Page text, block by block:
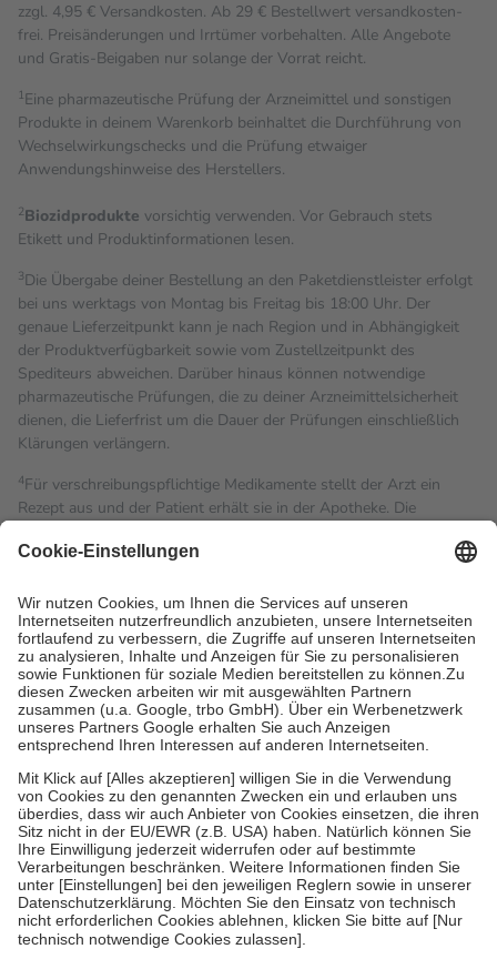
zzgl. 4,95 € Versandkosten. Ab 29 € Bestell­wert versand­kosten­
frei. Preisänderungen und Irrtümer vorbehalten. Alle Angebote
und Gratis-Beigaben nur solange der Vorrat reicht.
1Eine pharmazeutische Prüfung der Arzneimittel und sonstigen
Produkte in deinem Warenkorb beinhaltet die Durchführung von
Wechselwirkungschecks und die Prüfung etwaiger
Anwendungshinweise des Herstellers.
2Biozidprodukte vorsichtig verwenden. Vor Gebrauch stets
Etikett und Produktinformationen lesen.
3Die Übergabe deiner Bestellung an den Paketdienstleister erfolgt
bei uns werktags von Montag bis Freitag bis 18:00 Uhr. Der
genaue Lieferzeitpunkt kann je nach Region und in Abhängigkeit
der Produktverfügbarkeit sowie vom Zustellzeitpunkt des
Spediteurs abweichen. Darüber hinaus können notwendige
pharmazeutische Prüfungen, die zu deiner Arzneimittelsicherheit
dienen, die Lieferfrist um die Dauer der Prüfungen einschließlich
Klärungen verlängern.
4Für verschreibungspflichtige Medikamente stellt der Arzt ein
Rezept aus und der Patient erhält sie in der Apotheke. Die
Kosten dafür, der Versicherte trägt einen Teil davon als Zuzahlung
Grundsätzlich leisten Mitglieder Zuzahlungen in Höhe von zehn
Prozent des Abgabepreises,mindestensjedochfünf Euround
höchstens zehn Euro.Es sind jedoch nie mehr als die
tatsächlichen Kosten der Leistung zu entrichten.
Diese Regeln gelten grundsätzlich auch für Online-Apotheken.
Bei Heilmitteln und häuslicher Krankenpflege beträgt die
Zuzahlung zehn Prozent der Kosten sowie zehn Euro je
Um das Engagement der Versicherten für ihre eigene Gesundheit
zu stärken und die besondere Stellung der Familie zu unterstützen,
fallenkeine Zuzahlungenan bei:
• Kindern und Jugendlichen bis zum vollendeten 18. Lebensjahr
mit Ausnahme der Fahrkosten
• Untersuchungen zur Vorsorge und Früherkennung, die von der
GKV getragen werden
• empfohlenen Schutzimpfungen